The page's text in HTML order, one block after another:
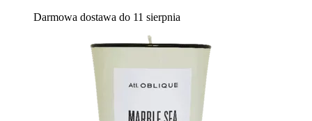
Darmowa dostawa do 11 sierpnia